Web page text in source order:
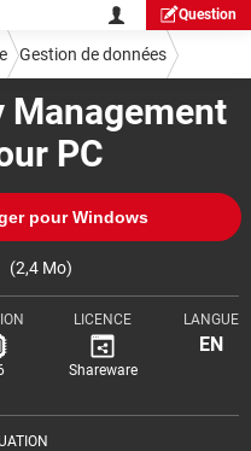
Question
PC
pour Windows
(2,4 Mo)
LICENCE
Shareware
LANGUE
EN
Gestion de données